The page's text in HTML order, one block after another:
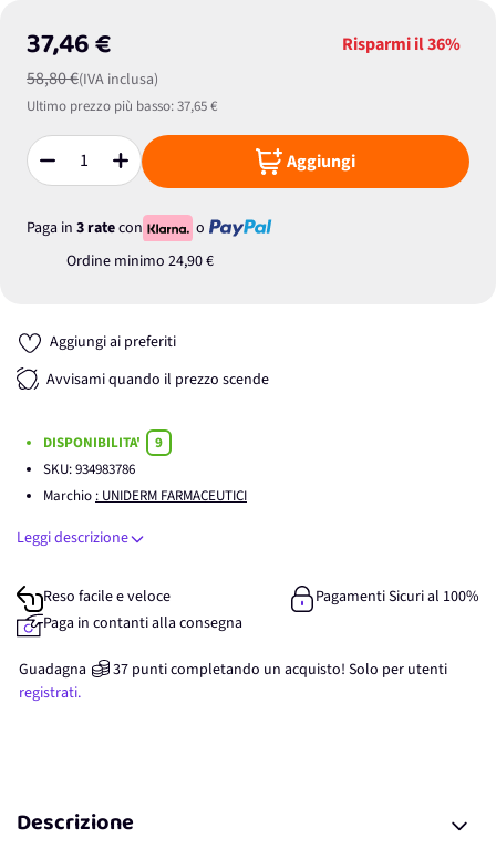
37,46 €
58,80 €(IVA inclusa)
Risparmi il36%
Ultimo prezzo più basso:37,65 €
Quantità Aggiungi
Paga in 3 ratecon
o
Ordine minimo 24,90 €
Aggiungi ai preferiti
Avvisami quando il prezzo scende
DISPONIBILITA'
9
SKU:934983786
Marchio : UNIDERM FARMACEUTICI
Leggi descrizione
Reso facile e veloce
Pagamenti Sicuri al 100%
Paga in contanti alla consegna
Guadagna 37 punticompletando un acquisto! Solo per utenti
registrati.
Descrizione